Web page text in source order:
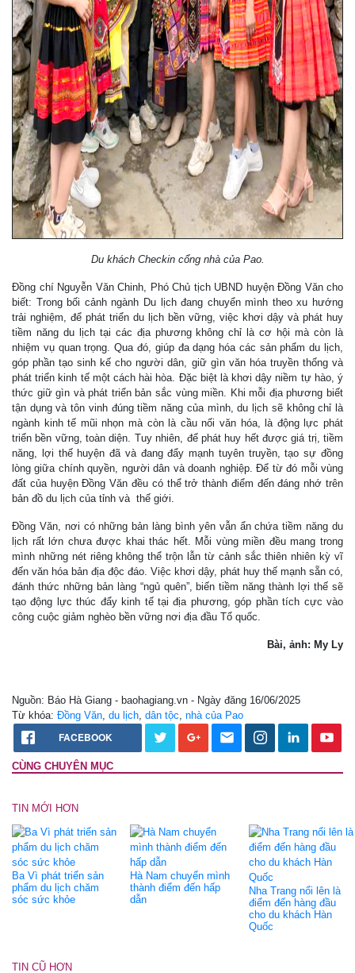
Du khách Checkin cổng nhà của Pao.
Đồng chí Nguyễn Văn Chinh, Phó Chủ tịch UBND huyện Đồng Văn cho
biết: Trong bối cảnh ngành Du lịch đang chuyển mình theo xu hướng
trải nghiệm, để phát triển du lịch bền vững, việc khơi dậy và phát huy
tiềm năng du lịch tại các địa phương không chỉ là cơ hội mà còn là
nhiệm vụ quan trọng. Qua đó, giúp đa dạng hóa các sản phẩm du lịch,
góp phần tạo sinh kế cho người dân, giữ gìn văn hóa truyền thống và
phát triển kinh tế một cách hài hòa. Đặc biệt là khơi dậy niềm tự hào, ý
thức giữ gìn và phát triển bản sắc vùng miền. Khi mỗi địa phương biết
tận dụng và tôn vinh đúng tiềm năng của mình, du lịch sẽ không chỉ là
ngành kinh tế mũi nhọn mà còn là cầu nối văn hóa, là động lực phát
triển bền vững, toàn diện. Tuy nhiên, để phát huy hết được giá trị, tiềm
năng, lợi thế huyện đã và đang đẩy mạnh tuyên truyền, tạo sự đồng
lòng giữa chính quyền, người dân và doanh nghiệp. Để từ đó mỗi vùng
đất của huyện Đồng Văn đều có thể trở thành điểm đến đáng nhớ trên
bản đồ du lịch của tỉnh và thế giới.
Đồng Văn, nơi có những bản làng bình yên vẫn ẩn chứa tiềm năng du
lịch rất lớn chưa được khai thác hết. Mỗi vùng miền đều mang trong
mình những nét riêng không thể trộn lẫn từ cảnh sắc thiên nhiên kỳ vĩ
đến văn hóa bản địa độc đáo. Việc khơi dậy, phát huy thế mạnh sẵn có,
đánh thức những bản làng “ngủ quên”, biến tiềm năng thành lợi thế sẽ
tạo động lực thúc đẩy kinh tế tại địa phương, góp phần tích cực vào
công cuộc giảm nghèo bền vững nơi địa đầu Tổ quốc.
Bài, ảnh: My Ly
Nguồn: Báo Hà Giang - baohagiang.vn - Ngày đăng 16/06/2025
Từ khóa: Đồng Văn du lịch dân tộc nhà của Pao
FACEBOOK
CÙNG CHUYÊN MỤC
TIN MỚI HƠN
Ba Vì phát triển sản
phẩm du lịch chăm
sóc sức khỏe
Hà Nam chuyển mình
thành điểm đến hấp
dẫn
Nha Trang nổi lên là
điểm đến hàng đầu
cho du khách Hàn
Quốc
TIN CŨ HƠN